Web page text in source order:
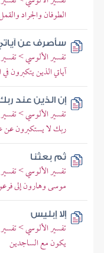
الطوفان والجراد
سأصرف عن
تفسير الألوسي >
آياتي الذين يتكبرون
إن الذين عند
تفسير الألوسي >
ربك لا يستكبرون عن
ثم بعثنا
تفسير الألوسي >
موسى وهارون إلى
إلا إبليس
تفسير الألوسي >
يكون مع الساجدين